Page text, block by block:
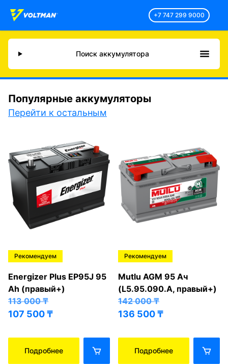
+7 747 299 9000
Поиск аккумулятора
Популярные аккумуляторы
Перейти к остальным
Рекомендуем
Energizer Plus EP95J 95
Ah (правый+)
113 000₸
107 500₸
Подробнее
Рекомендуем
Mutlu AGM 95 Ач
(L5.95.090.A, правый+)
142 000₸
136 500₸
Подробнее